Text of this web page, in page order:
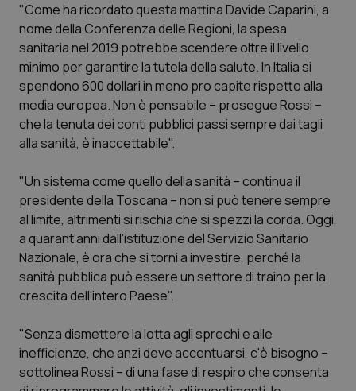
QS Pro
Professionisti Sanitari.AI
Abruzzo
Basilicata
Calabria
Campania
Emilia-Romagna
Lazio
QS Pro Gold
Artrite & artrosi
Asma & BPCO
Car-T
Colesterolo & coronaropatie
Diabete & glucometri
QS Club Newsletter
"Come ha ricordato questa mattina Davide Caparini, a
nome della Conferenza delle Regioni, la spesa
sanitaria nel 2019 potrebbe scendere oltre il livello
minimo per garantire la tutela della salute. In Italia si
spendono 600 dollari in meno pro capite rispetto alla
media europea. Non è pensabile – prosegue Rossi –
che la tenuta dei conti pubblici passi sempre dai tagli
alla sanità, è inaccettabile".
"Un sistema come quello della sanità – continua il
presidente della Toscana – non si può tenere sempre
al limite, altrimenti si rischia che si spezzi la corda. Oggi,
a quarant'anni dall'istituzione del Servizio Sanitario
Nazionale, è ora che si torni a investire, perché la
sanità pubblica può essere un settore di traino per la
crescita dell'intero Paese".
"Senza dismettere la lotta agli sprechi e alle
inefficienze, che anzi deve accentuarsi, c'è bisogno –
sottolinea Rossi – di una fase di respiro che consenta